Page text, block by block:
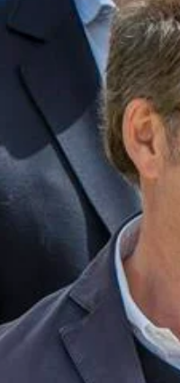
abril de 2022, 22:31
del PP,Alberto Núñez
"la lista más votada"
sus políticas. "Un país